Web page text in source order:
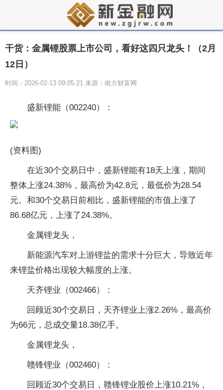
干货：金属锂股票上市公司，看好这四只龙头！（2月
12日）
时间：2026-02-13 09:05:21 来源：南方财富网
盛新锂能（002240）：
(资料图)
在近30个交易日中，盛新锂能有18天上涨，期间
整体上涨24.38%，最高价为42.8元，最低价为28.54
元。和30个交易日前相比，盛新锂能的市值上涨了
86.68亿元，上涨了24.38%。
金属锂龙头，
新能源汽车对上游锂盐的需求十分巨大，导致近年
来锂盐价格出现较大幅度的上涨。
天齐锂业（002466）：
回顾近30个交易日，天齐锂业上涨2.26%，最高价
为66元，总成交量18.38亿手。
金属锂龙头，
赣锋锂业（002460）：
回顾近30个交易日，赣锋锂业股价上涨10.21%，